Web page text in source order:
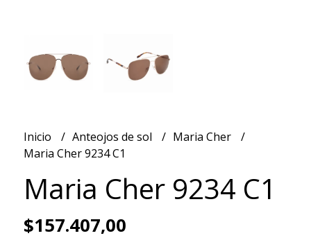
Inicio Anteojos de sol
Maria Cher
Maria Cher 9234 C1
Maria Cher 9234 C1
$157.407,00